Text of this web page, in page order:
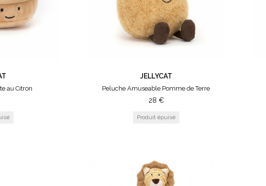
au Citron
JELLYCAT
Peluche Amuseable Pomme de Terre
28 €